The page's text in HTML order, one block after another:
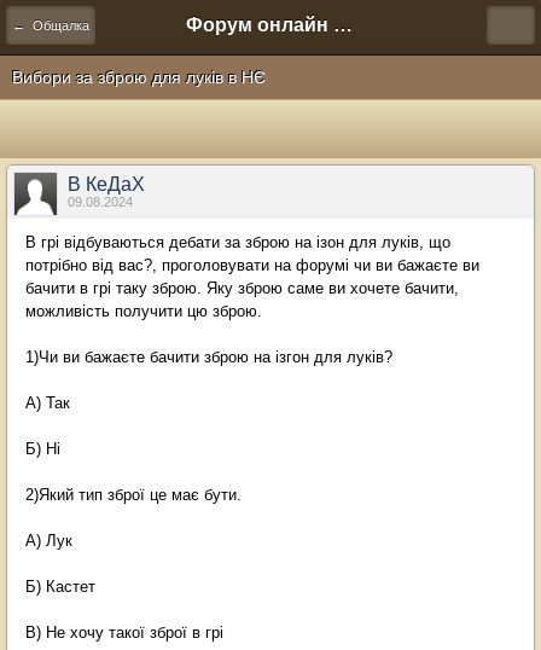
← Общалка Форум онлайн игры "Новая Эра" (Нюра Биз)
Вибори за зброю для луків в НЄ
В КеДаХ
09.08.2024
В грі відбуваються дебати за зброю на ізон для луків, що
потрібно від вас?, проголовувати на форумі чи ви бажаєте ви
бачити в грі таку зброю. Яку зброю саме ви хочете бачити,
можливість получити цю зброю.
1)Чи ви бажаєте бачити зброю на ізгон для луків?
А) Так
Б) Ні
2)Який тип зброї це має бути.
А) Лук
Б) Кастет
В) Не хочу такої зброї в грі